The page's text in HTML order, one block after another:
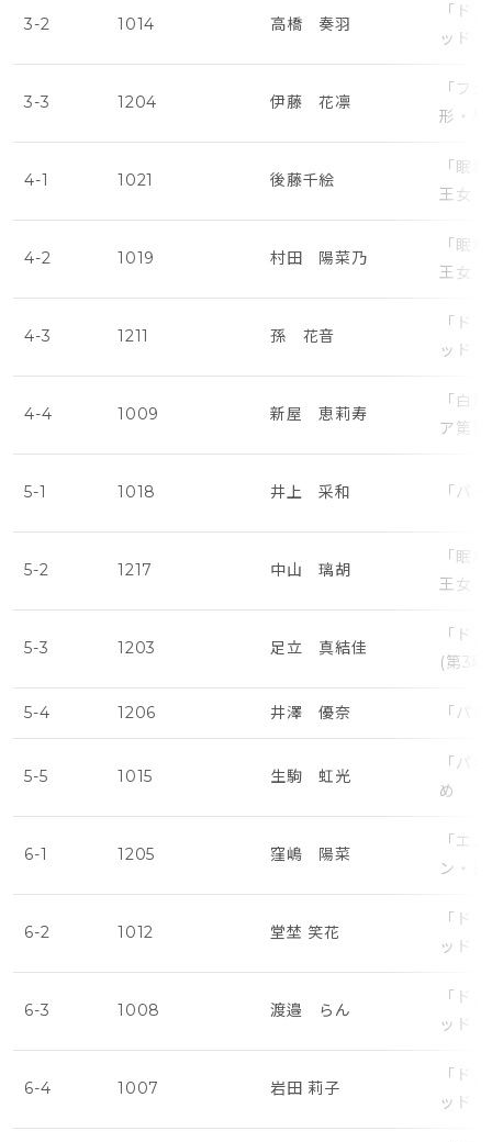
3-2 1014 高橋 奏羽
「ド
ッド
3-3 1204 伊藤 花凛
「フ
形・早
4-1 1021 後藤千絵
「眠
王女・
4-2 1019 村田 陽菜乃
「眠
王女・
4-3 1211 孫 花音
「ド
ッド
4-4 1009 新屋 恵莉寿
「白
ア第1
5-1 1018 井上 采和 「パ
5-2 1217 中山 璃胡
「眠
王女・
5-3 1203 足立 真結佳
「ド
(第3
5-4 1206 井澤 優奈 「パ
5-5 1015 生駒 虹光
「パ
め
6-1 1205 窪嶋 陽菜
「エ
ン・遅
6-2 1012 堂埜 笑花
「ド
ッド
6-3 1008 渡邉 らん
「ド
ッド
6-4 1007 岩田 莉子
「ド
ッド